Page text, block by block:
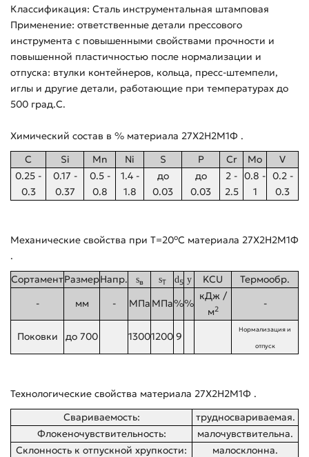
Классификация: Сталь инструментальная штамповая
Применение: ответственные детали прессового
инструмента с повышенными свойствами прочности и
повышенной пластичностью после нормализации и
отпуска: втулки контейнеров, кольца, пресс-штемпели,
иглы и другие детали, работающие при температурах до
500 град.С.
Химический состав в % материала 27Х2Н2М1Ф .
C
Si Mn Ni S P Cr Mo
V
0.25 -
0.3
0.17 -
0.37
0.5 -
0.8
1.4 -
1.8
до
0.03
до
0.03
2 -
2.5
0.8 -
1
0.2 -
0.3
Механические свойства при Т=20oС материала 27Х2Н2М1Ф
.
СортаментРазмерНапр. sв sT d5 y KCU
Термообр.
-
мм - МПа МПа%%
кДж /
м2 -
Поковки до 700 13001200 9
Нормализация и
отпуск
Технологические свойства материала 27Х2Н2М1Ф .
Свариваемость:
трудносвариваемая.
Флокеночувствительность:
малочувствительна.
Склонность к отпускной хрупкости:
малосклонна.